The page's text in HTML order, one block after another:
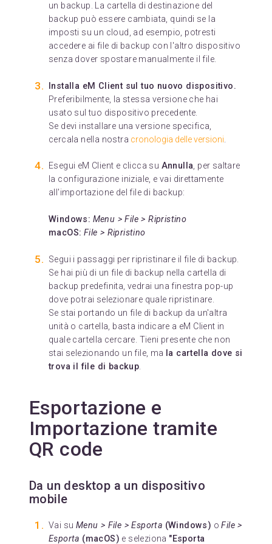
un backup. La cartella di destinazione del
backup può essere cambiata, quindi se la
imposti su un cloud, ad esempio, potresti
accedere ai file di backup con l'altro dispositivo
senza dover spostare manualmente il file.
Installa eM Client sul tuo nuovo dispositivo.
Preferibilmente, la stessa versione che hai
usato sul tuo dispositivo precedente.
Se devi installare una versione specifica,
cercala nella nostra cronologia delle versioni
Esegui eM Client e clicca su Annulla, per saltare
la configurazione iniziale, e vai direttamente
all'importazione del file di backup:
Windows: Menu > File > Ripristino
macOS: File > Ripristino
Segui i passaggi per ripristinare il file di backup.
Se hai più di un file di backup nella cartella di
backup predefinita, vedrai una finestra pop-up
dove potrai selezionare quale ripristinare.
Se stai portando un file di backup da un'altra
unità o cartella, basta indicare a eM Client in
quale cartella cercare. Tieni presente che non
stai selezionando un file, ma
la cartella dove si
trova il file di backup
Esportazione e
Importazione tramite
QR code
Da un desktop a un dispositivo
mobile
Vai su Menu > File > Esporta (Windows) oFile >
Esporta (macOS) e seleziona "Esporta